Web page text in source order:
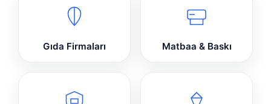
Gıda Firmaları Matbaa & Baskı